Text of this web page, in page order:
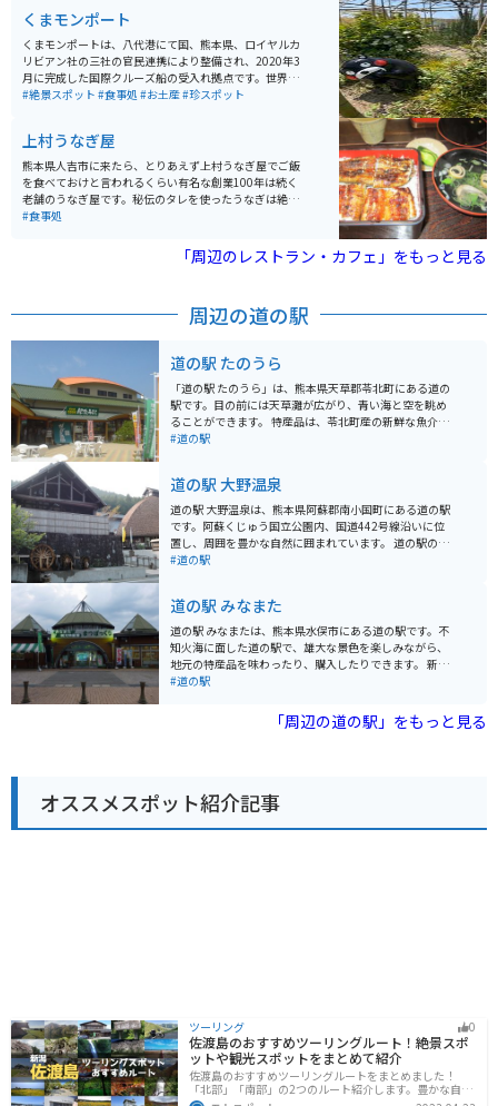
観光客が訪れます。また、秋の「古代マーケット」など
のイベントも開催され、地元の特産品やお土産を楽しむ
ことができます。入園料は無料で、駐車場も完備されて
います。
くまモンポート
くまモンポートは、八代港にて国、熊本県、ロイヤルカ
リビアン社の三社の官民連携により整備され、2020年3
月に完成した国際クルーズ船の受入れ拠点です。世界最
大級（22万トン級）のクルーズ船を受け入れることが想
くまモンをテーマとした公園が併設されています。「く
まモンパーク」には大小84体のくまモン像、「くまモン
合唱隊」、「十二支くまモン」、日本庭園などがあり、
くまモングッズや八代の特産品も販売されています。
#絶景スポット #食事処 #お土産#珍スポット
上村うなぎ屋
熊本県人吉市に来たら、とりあえず上村うなぎ屋でご飯
を食べておけと言われるくらい有名な創業100年は続く
老舗のうなぎ屋です。秘伝のタレを使ったうなぎは絶品
です。県内外から多くのお客さんでにぎわう人吉市の人
#食事処
「周辺のレストラン・カフェ」をもっと見る
周辺の道の駅
道の駅 たのうら
「道の駅 たのうら」は、熊本県天草郡苓北町にある道の
駅です。目の前には天草灘が広がり、青い海と空を眺め
ることができます。 特産品は、苓北町産の新鮮な魚介類
や、柑橘系の果物などがあります。レストランでは、地
で訪れる際は、道の駅からすぐの場所にある「サンセッ
トツーリングロード」がおすすめです。海岸線を走る風
を感じながら、美しい夕日を眺めることができます。道
の駅には、バイクスタンドや休憩スペースも用意されて
います。 周辺には、イルカウォッチングや海水浴を楽し
めるスポットもあります。道の駅でもらえる観光パンフ
#道の駅
道の駅 大野温泉
道の駅 大野温泉は、熊本県阿蘇郡南小国町にある道の駅
です。阿蘇くじゅう国立公園内、国道442号線沿いに位
置し、周囲を豊かな自然に囲まれています。 道の駅の名
前にもなっている大野温泉は、ナトリウム - 塩化物泉
湯」があり、旅の疲れを癒すことができます。 レストラ
ンでは、地元の食材を使った料理や、だご汁などの郷土
料理が楽しめます。売店では、地元産の野菜や果物、加
工品などが販売されており、お土産にも最適です。 バイ
クでのツーリングにも最適な場所で、阿蘇の雄大な景色
を眺めながら、快適なツーリングを楽しむことができま
#道の駅
道の駅 みなまた
道の駅 みなまたは、熊本県水俣市にある道の駅です。不
知火海に面した道の駅で、雄大な景色を楽しみながら、
地元の特産品を味わったり、購入したりできます。 新鮮
な魚介類が購入できる「海鮮市場」や、水俣の特産品を
る「レストラン」などがあります。また、道の駅の目の
前には、不知火海に沈む夕日を眺めることができる「夕
について学べる「水俣病資料館」や、美しい景色が楽し
める「湯の児温泉」など、観光スポットも充実していま
す。道の駅 みなまたは、水俣観光の拠点として最適な場
#道の駅
「周辺の道の駅」をもっと見る
オススメスポット紹介記事
ツーリング 0
佐渡島のおすすめツーリングルート！絶景スポ
ットや観光スポットをまとめて紹介
佐渡島のおすすめツーリングルートをまとめました！
「北部」「南部」の2つのルート紹介します。豊かな自然
と歴史的なスポット、トキなどの貴重な動物を見られる